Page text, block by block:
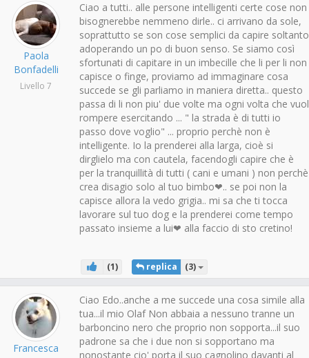
Paola
Bonfadelli
Livello 7
Ciao a tutti.. alle persone intelligenti certe cose non
bisognerebbe nemmeno dirle.. ci arrivano da sole,
soprattutto se son cose semplici da capire soltanto
adoperando un po di buon senso. Se siamo così
sfortunati di capitare in un imbecille che li per li non
capisce o finge, proviamo ad immaginare cosa
succede se gli parliamo in maniera diretta.. questo
passa di li non piu' due volte ma ogni volta che vuol
rompere esercitando ... " la strada è di tutti io
passo dove voglio" ... proprio perchè non è
intelligente. Io la prenderei alla larga, cioè si
dirglielo ma con cautela, facendogli capire che è
per la tranquillità di tutti ( cani e umani ) non perchè
crea disagio solo al tuo bimbo❤.. se poi non la
capisce allora la vedo grigia.. mi sa che ti tocca
lavorare sul tuo dog e la prenderei come tempo
passato insieme a lui❤ alla faccio di sto cretino!
(1) replica (3)
Francesca
Ciao Edo..anche a me succede una cosa simile alla
tua...il mio Olaf Non abbaia a nessuno tranne un
barboncino nero che proprio non sopporta...il suo
padrone sa che i due non si sopportano ma
nonostante cio' porta il suo cagnolino davanti al